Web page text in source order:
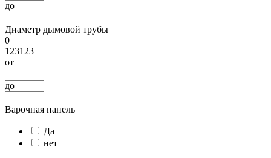
до
Диаметр дымовой трубы
0
123123
от
до
Варочная панель
Да
нет